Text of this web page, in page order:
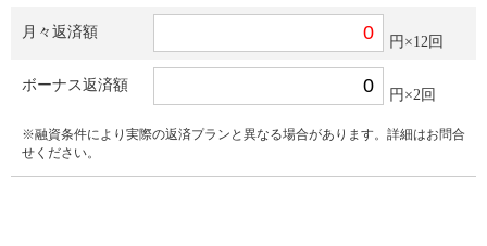
月々返済額
円×12回
ボーナス返済額
円×2回
※融資条件により実際の返済プランと異なる場合があります。詳細はお問合
せください。